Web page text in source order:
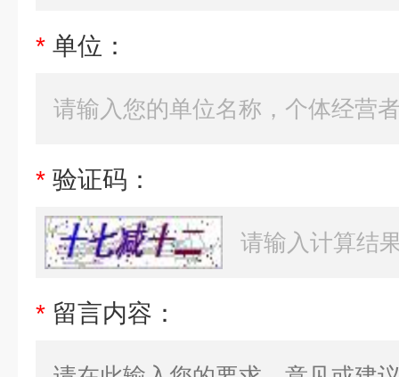
* 单位：
* 验证码：
* 留言内容：